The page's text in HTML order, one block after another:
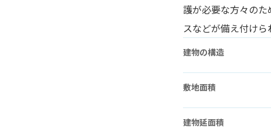
護が必要な方々の
スなどが備え付けら
建物の構造
敷地面積
建物延面積